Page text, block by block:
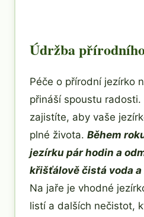
Údržba
Péče o přírodní jezírko
přináší spoustu
zajistíte, aby vaše
plné života. Během
jezírku pár hodin a
křišťálově čistá voda
Na jaře je vhodné
listí a dalších nečistot,